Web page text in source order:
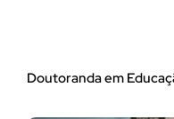
Doutoranda em